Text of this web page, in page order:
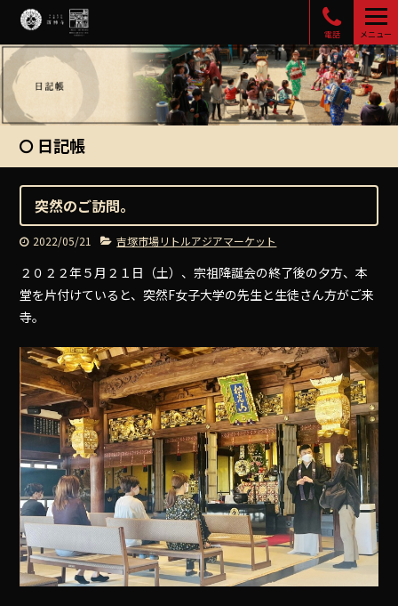
電話 メニュー
日記帳
突然のご訪問。
2022/05/21 吉塚市場リトルアジアマーケット
２０２２年５月２１日（土）、宗祖降誕会の終了後の夕方、本
堂を片付けていると、突然F女子大学の先生と生徒さん方がご来
寺。